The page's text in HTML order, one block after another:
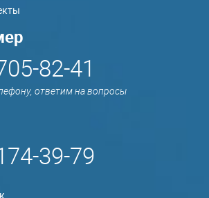
82-41
ответим на вопросы
39-79